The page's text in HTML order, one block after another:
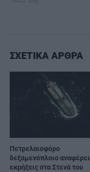
ΣΧΕΤΙΚΑ ΑΡΘΡΑ
Πετρελαιοφόρο
δεξαμενόπλοιο αναφέρει
εκρήξεις στα Στενά του